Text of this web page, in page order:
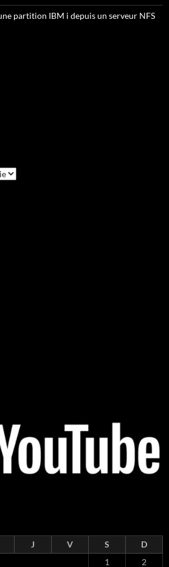
partition IBM i depuis un serveur NFS
J V S
D
1
2